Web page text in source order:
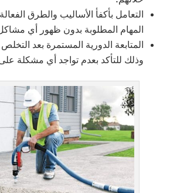
التعامل بأكفأ الأساليب والطرق
المهام المطلوبة بدون ظهور أي
المتابعة الدورية المستمرة بعد
وذلك للتأكد بعدم تواجد أي مشكلة